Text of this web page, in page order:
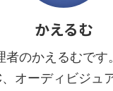
かえるむ
者のかえるむです
オーディビジュ